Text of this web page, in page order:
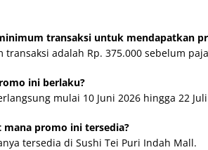
transaksi untuk mendapatkan
transaksi adalah Rp. 375.000 sebelum
ini berlaku?
mulai 10 Juni 2026 hingga 22
mana promo ini tersedia?
tersedia di Sushi Tei Puri Indah Mall.